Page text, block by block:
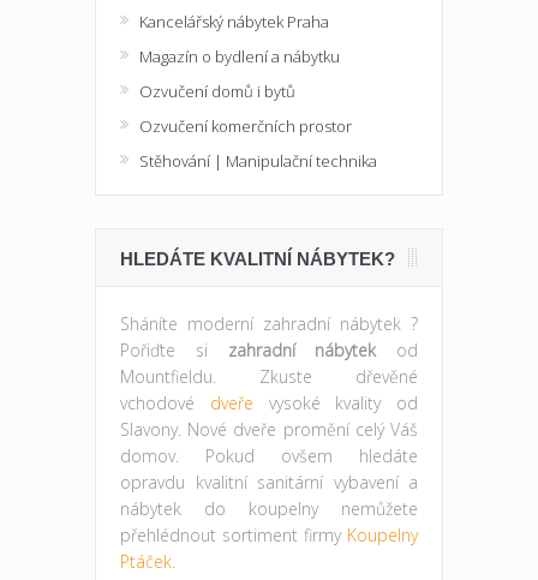
Kancelářský nábytek Praha
Magazín o bydlení a nábytku
Ozvučení domů i bytů
Ozvučení komerčních prostor
Stěhování | Manipulační technika
HLEDÁTE KVALITNÍ NÁBYTEK?
Sháníte moderní zahradní nábytek ?
Pořiďte si zahradní nábytekod
Mountfieldu. Zkuste dřevěné
vchodové dveře vysoké kvality od
Slavony. Nové dveře promění celý Váš
domov. Pokud ovšem hledáte
opravdu kvalitní sanitární vybavení a
nábytek do koupelny nemůžete
přehlédnout sortiment firmy Koupelny
Ptáček.